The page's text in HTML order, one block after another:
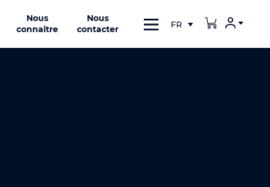
Nous
connaitre
Nous
contacter